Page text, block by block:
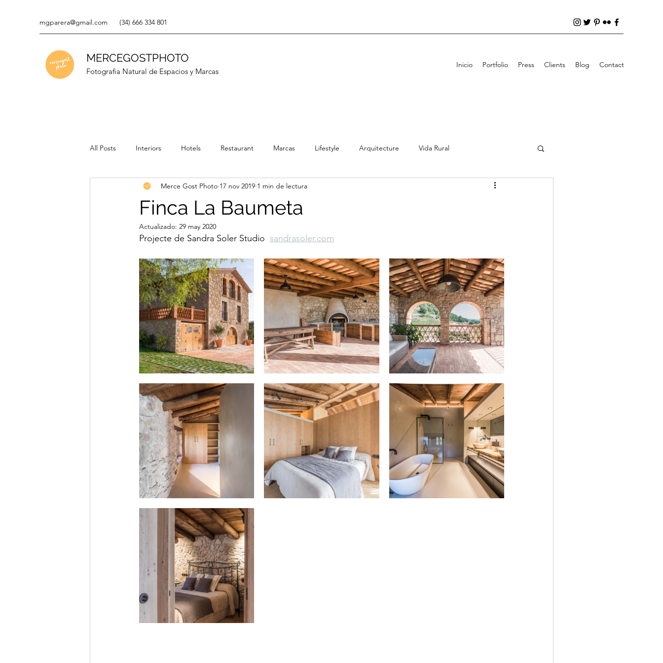
mgparera@gmail.com (34) 666 334 801
MERCEGOSTPHOTO
Fotografia Natural de Espacios y Marcas
Inicio Portfolio Press Clients Blog Contact
All Posts Interiors Hotels Restaurant Marcas Lifestyle Arquitecture Vida Rural
Finca La Baumeta
Merce Gost Photo 17 nov 2019 1 min de lectura
Actualizado: 29 may 2020
Projecte de Sandra Soler Studio sandrasoler.com